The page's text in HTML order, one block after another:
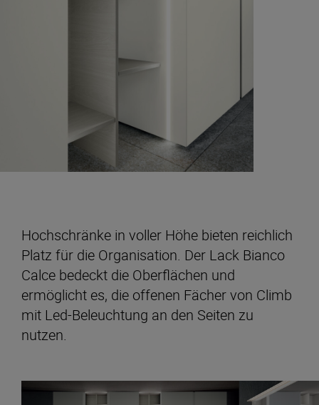
Hochschränke in voller Höhe bieten reichlich
Platz für die Organisation. Der Lack Bianco
Calce bedeckt die Oberflächen und
ermöglicht es, die offenen Fächer von Climb
mit Led-Beleuchtung an den Seiten zu
nutzen.